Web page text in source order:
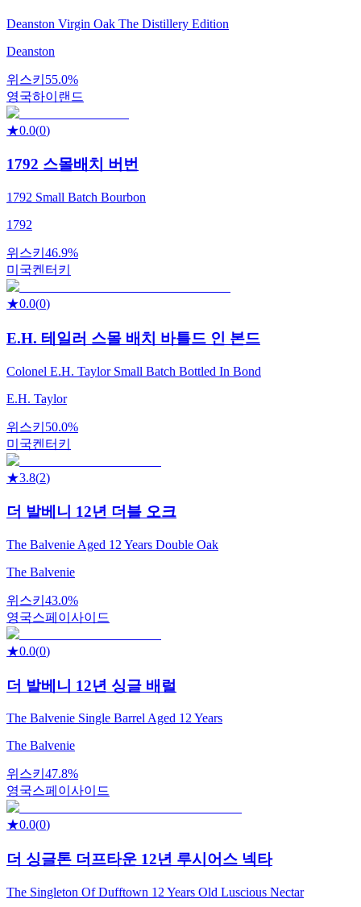
Deanston Virgin Oak The Distillery Edition
Deanston
위스키 55.0%
영국하이랜드
★0.0(0)
1792 스몰배치 버번
1792 Small Batch Bourbon
1792
위스키 46.9%
미국켄터키
★0.0(0)
E.H. 테일러 스몰 배치 바틀드 인 본드
Colonel E.H. Taylor Small Batch Bottled In Bond
E.H. Taylor
위스키 50.0%
미국켄터키
★3.8(2)
더 발베니 12년 더블 오크
The Balvenie Aged 12 Years Double Oak
The Balvenie
위스키 43.0%
영국스페이사이드
★0.0(0)
더 발베니 12년 싱글 배럴
The Balvenie Single Barrel Aged 12 Years
The Balvenie
위스키 47.8%
영국스페이사이드
★0.0(0)
더 싱글톤 더프타운 12년 루시어스 넥타
The Singleton Of Dufftown 12 Years Old Luscious Nectar